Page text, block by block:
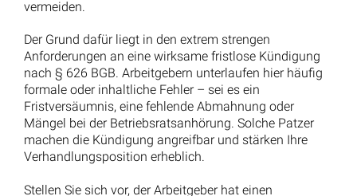
Mo-Do nach 18 Uhr und Samstags möglich.
Wir richten uns flexibel an die Bedürfnisse unserer
Mandanten.